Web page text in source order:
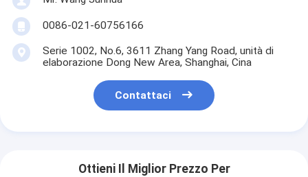
0086-021-60756166
Serie 1002, No.6, 3611 Zhang Yang Road, unità di
elaborazione Dong New Area, Shanghai, Cina
Contattaci
Ottieni Il Miglior Prezzo Per